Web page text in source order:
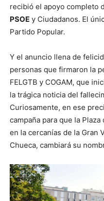
recibió el apoyo completo
PSOE y Ciudadanos. El
Partido Popular.
Y el anuncio llena de
personas que firmaron la
FELGTB y COGAM, que
la trágica noticia del
Curiosamente, en ese
campaña para que la
en la cercanías de la Gran
Chueca, cambiará su